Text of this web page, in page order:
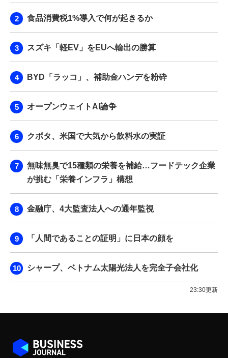
食品消費税1%導入で何が起きるか
スズキ「軽EV」をEUへ輸出の勝算
BYD「ラッコ」、補助金ハンデを粉砕
オープンウェイトAI論争
クボタ、米国で大気から飲料水の実証
無味無臭で15種類の栄養を補給…フードテック企業
が挑む「栄養インフラ」構想
金融庁、4大監査法人への通年監視
「人間であることの証明」に日本の顔を
シャープ、ベトナム太陽光法人を完全子会社化
23:30更新